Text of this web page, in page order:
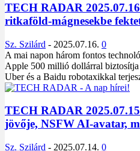
TECH RADAR
ritkaföld-mágnesekbe
Sz. Szilárd - 2025.07.16. 0
A mai napon három fontos
Apple 500 millió dollárral biztosítja
Uber és a Baidu robotaxikkal
TECH RADAR
jövője, NSFW AI-avatar,
Sz. Szilárd - 2025.07.14. 0